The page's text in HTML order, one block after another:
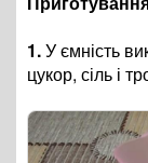
1.У ємність
цукор, сіль і